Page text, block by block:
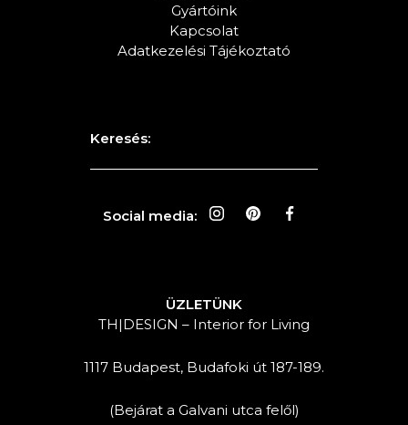
Gyártóink
Kapcsolat
Adatkezelési Tájékoztató
Keresés:
Social media:
ÜZLETÜNK
TH|DESIGN – Interior for Living
1117 Budapest, Budafoki út 187-189.
(Bejárat a Galvani utca felől)